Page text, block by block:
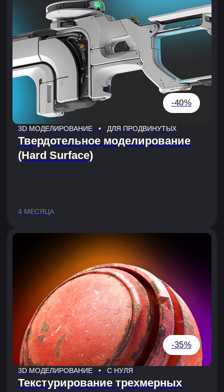
+7
Нажимая кнопку, я соглашаюсь наобработку
персональных данныхи спубличной офертой
Я согласен получать рассылку и ознакомился
ссогласием на получение рекламной рассылки
Заполни форму, и наш менеджер свяжется
ГДЕ ИСПОЛЬЗУЕТСЯ 3D?
3D-моделирование — это направление, где
художники создают трёхмерные объекты, сцены или
персонажей. После обучения ты сможешь стать 3D-
художником по персонажам, оружию, окружению или
универсалом в 3D-графике, который может работать
с моделями, текстурами и анимациями.